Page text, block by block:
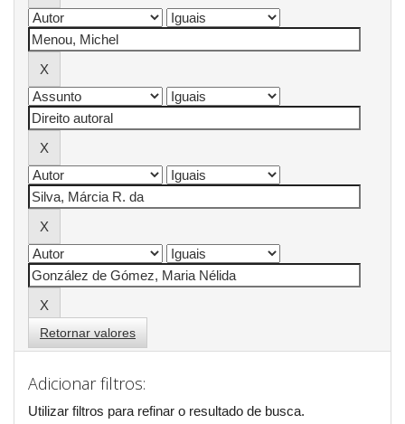
Retornar valores
Adicionar filtros:
Utilizar filtros para refinar o resultado de busca.